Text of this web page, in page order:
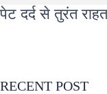
पेट दर्द से तुरंत
RECENT POST